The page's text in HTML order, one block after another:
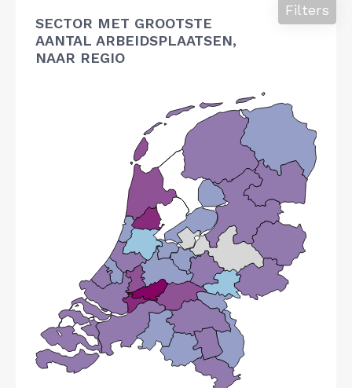
SECTOR MET GROOTSTE
AANTAL ARBEIDSPLAATSEN,
NAAR REGIO
Filters